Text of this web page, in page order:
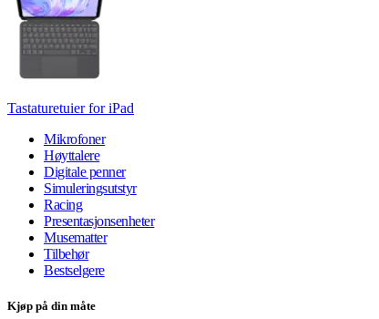
Tastaturetuier for iPad
Mikrofoner
Høyttalere
Digitale penner
Simuleringsutstyr
Racing
Presentasjonsenheter
Musematter
Tilbehør
Bestselgere
Kjøp på din måte